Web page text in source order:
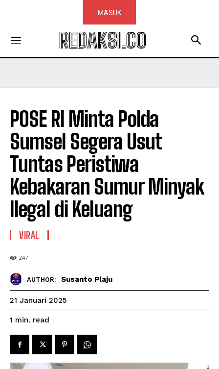
MASUK
REDAKSI.CO
POSE RI Minta Polda
Sumsel Segera Usut
Tuntas Peristiwa
Kebakaran Sumur Minyak
Ilegal di Keluang
VIRAL
247
AUTHOR: Susanto Plaju
21 Januari 2025
1 min. read